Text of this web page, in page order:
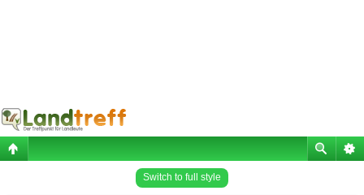
Switch to full style